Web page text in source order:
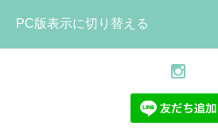
PC版表示に切り替える